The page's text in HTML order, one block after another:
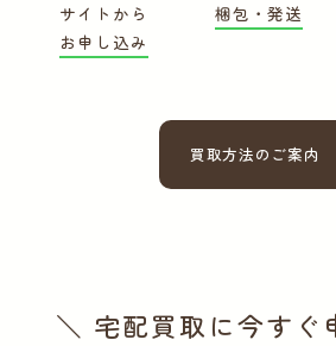
サイトから
お申し込み
梱包・発送
買取方法のご案内
＼ 宅配買取に今すぐ